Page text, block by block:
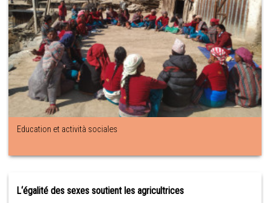
Education et actività sociales
L‘égalité des sexes soutient les agricultrices